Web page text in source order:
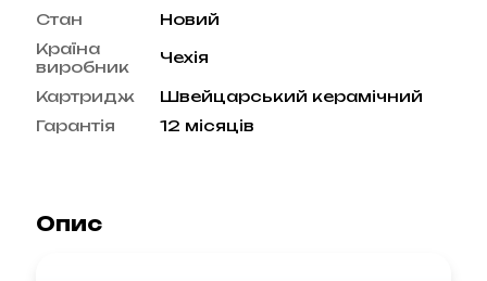
Стан
Новий
Країна
виробник
Чехія
Картридж
Швейцарський керамічний
Гарантія
12 місяців
Опис